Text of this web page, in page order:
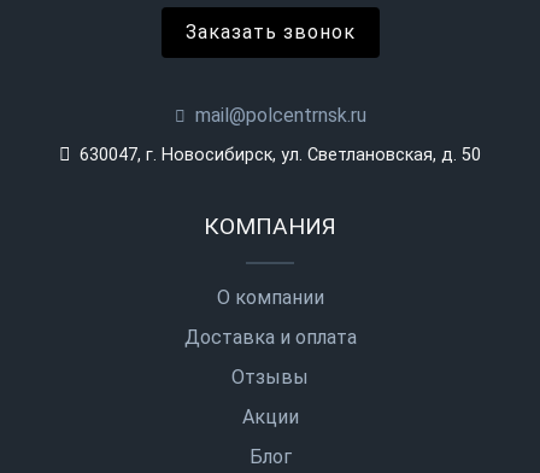
Заказать звонок
mail@polcentrnsk.ru
630047, г. Новосибирск, ул. Светлановская, д. 50
КОМПАНИЯ
О компании
Доставка и оплата
Отзывы
Акции
Блог